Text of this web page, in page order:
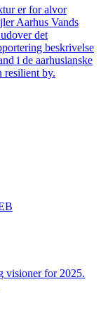
er for alvor
Aarhus Vands
det
beskrivelse
i de aarhusianske
resilient by.
visioner for 2025.